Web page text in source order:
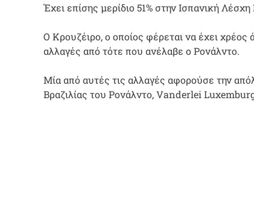
Έχει επίσης μερίδιο 51% στην Ισπανική Λέσχη
Ο Κρουζέιρο, ο οποίος φέρεται να έχει
αλλαγές από τότε που ανέλαβε ο Ρονάλντο.
Μία από αυτές τις αλλαγές αφορούσε την
Βραζιλίας του Ρονάλντο, Vanderlei